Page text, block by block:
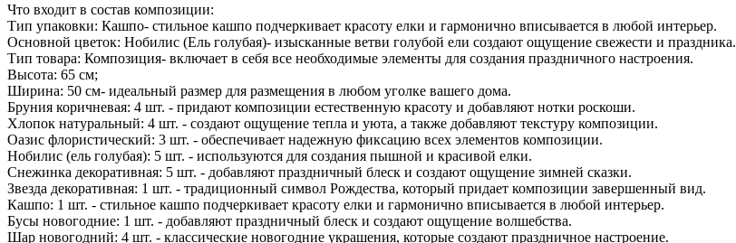
Что входит в состав композиции:
Тип упаковки: Кашпо- стильное кашпо подчеркивает красоту елки и гармонично вписывается в любой интерьер.
Основной цветок: Нобилис (Ель голубая)- изысканные ветви голубой ели создают ощущение свежести и праздника.
Тип товара: Композиция- включает в себя все необходимые элементы для создания праздничного настроения.
Высота: 65 см;
Ширина: 50 см- идеальный размер для размещения в любом уголке вашего дома.
Бруния коричневая: 4 шт. - придают композиции естественную красоту и добавляют нотки роскоши.
Хлопок натуральный: 4 шт. - создают ощущение тепла и уюта, а также добавляют текстуру композиции.
Оазис флористический: 3 шт. - обеспечивает надежную фиксацию всех элементов композиции.
Нобилис (ель голубая): 5 шт. - используются для создания пышной и красивой елки.
Снежинка декоративная: 5 шт. - добавляют праздничный блеск и создают ощущение зимней сказки.
Звезда декоративная: 1 шт. - традиционный символ Рождества, который придает композиции завершенный вид.
Кашпо: 1 шт. - стильное кашпо подчеркивает красоту елки и гармонично вписывается в любой интерьер.
Бусы новогодние: 1 шт. - добавляют праздничный блеск и создают ощущение волшебства.
Шар новогодний: 4 шт. - классические новогодние украшения, которые создают праздничное настроение.